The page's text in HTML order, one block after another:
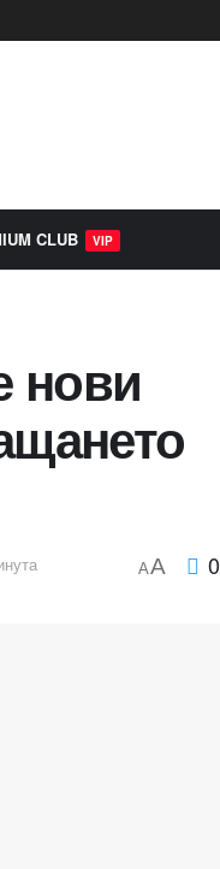
CLUB VIP
нови
AA 0